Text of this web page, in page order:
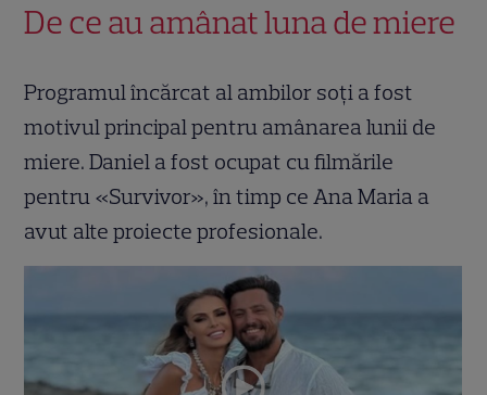
De ce au amânat luna de miere
Programul încărcat al ambilor soți a fost
motivul principal pentru amânarea lunii de
miere. Daniel a fost ocupat cu filmările
pentru «Survivor», în timp ce Ana Maria a
avut alte proiecte profesionale.